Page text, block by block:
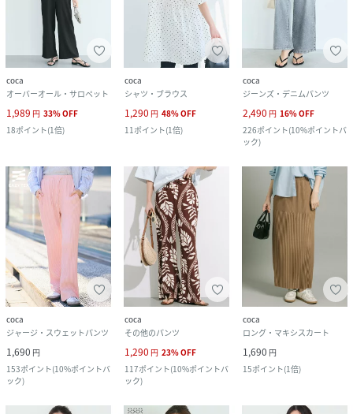
coca
オーバーオール・サロペット
1,989 円 33%OFF
18ポイント(1倍)
coca
シャツ・ブラウス
1,290 円 48%OFF
11 ポイント(1倍)
coca
ジーンズ・デニムパンツ
2,490 円 16%OFF
226ポイント(10%ポイントバ
ック)
coca
ジャージ・スウェットパンツ
1,690 円
153ポイント(10%ポイントバ
ック)
coca
その他のパンツ
1,290 円 23%OFF
117ポイント(10%ポイントバ
ック)
coca
ロング・マキシスカート
1,690 円
15ポイント(1倍)